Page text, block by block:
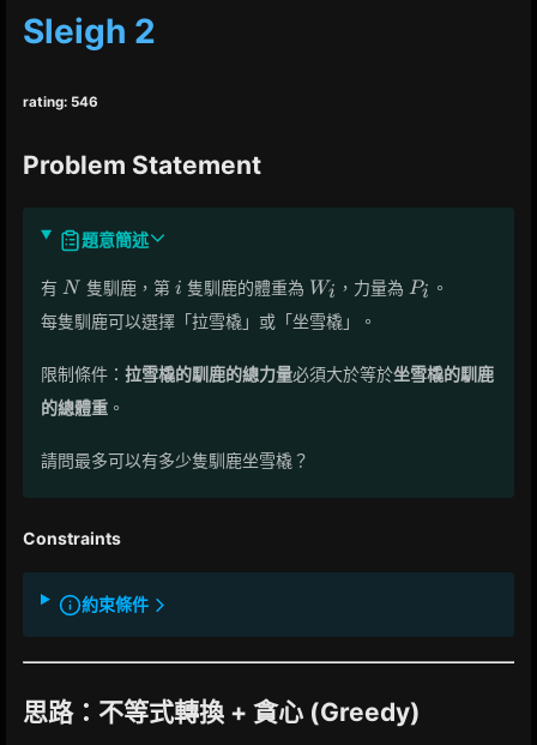
Sleigh 2
rating: 546
Problem Statement
題意簡述
有 N
N 隻馴鹿，第 i
i 隻馴鹿的體重為 W_i
Wi ，力量為 P_i
Pi 。
每隻馴鹿可以選擇「拉雪橇」或「坐雪橇」。
限制條件： 拉雪橇的馴鹿的總力量必須大於等於坐雪橇的馴鹿
的總體重 。
請問最多可以有多少隻馴鹿坐雪橇？
Constraints
約束條件
思路：不等式轉換 + 貪心 (Greedy)